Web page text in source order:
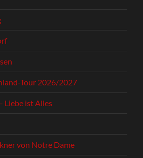
Tour 2026/2027
Liebe ist Alles
von Notre Dame